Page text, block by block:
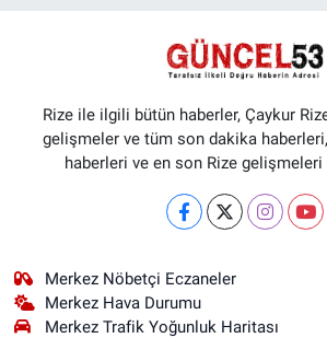
Rize ile ilgili bütün haberler, Çaykur
gelişmeler ve tüm son dakika
haberleri ve en son Rize gelişmeleri
Merkez Nöbetçi Eczaneler
Merkez Hava Durumu
Merkez Trafik Yoğunluk Haritası